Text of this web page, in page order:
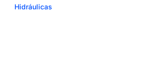
Hidráulicas